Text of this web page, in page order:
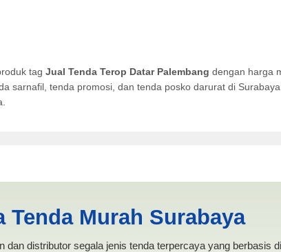
tag Jual Tenda Terop Datar Palembang dengan harga
sarnafil, tenda promosi, dan tenda posko darurat di
Tenda Murah Surabaya
dan distributor segala jenis tenda terpercaya yang berbasis